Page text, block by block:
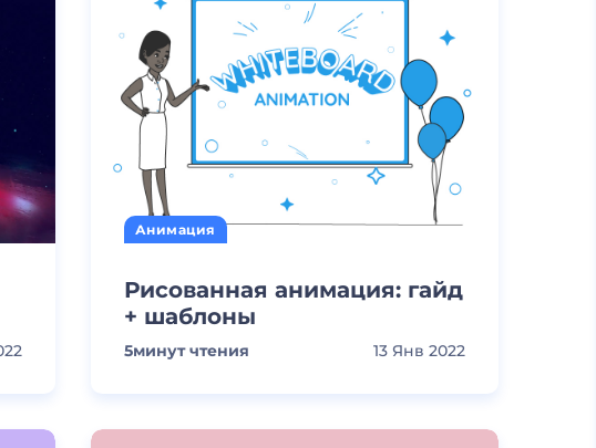
Анимация
Рисованная анимация: гайд
+ шаблоны
5минут чтения 13 Янв 2022